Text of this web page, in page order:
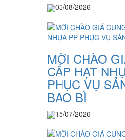
03/08/2026
MỜI CHÀO
CẤP HẠT
PHỤC VỤ
BAO BÌ
15/07/2026